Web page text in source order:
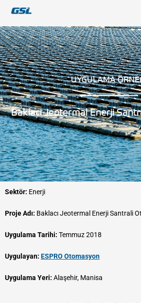
UYGULAMA
Baklacı Jeotermal Enerji
Sektör: Enerji
​Proje Adı: Baklacı Jeotermal Enerji Santrali
​Uygulama Tarihi: Temmuz 2018
Uygulayan: ESPRO Otomasyon
Uygulama Yeri: Alaşehir, Manisa